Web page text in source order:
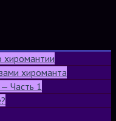
хиромантии
хироманта
— Часть 1